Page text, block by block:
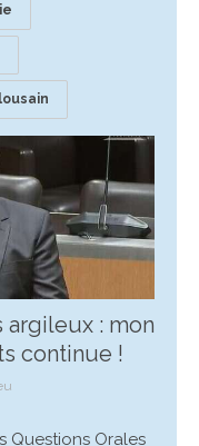
argileux : mon
continue !
Questions Orales